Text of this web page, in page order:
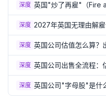
深度 英国"炒了再雇"（Fire
年10月起原则禁止！
规详解
深度 2027年英国无理由解
期6个月、赔偿上限取
备
深度 英国公司估值怎么算？
纷都需要它（2026）
深度 英国公司出售全流程：
股份销售vs资产销售（
深度 英国公司"字母股"是什
何灵活分配分红权（